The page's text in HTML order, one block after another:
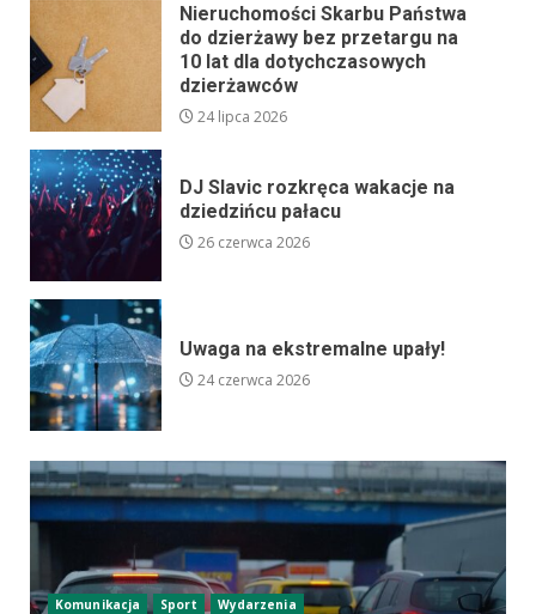
Nieruchomości Skarbu Państwa
do dzierżawy bez przetargu na
10 lat dla dotychczasowych
dzierżawców
24 lipca 2026
DJ Slavic rozkręca wakacje na
dziedzińcu pałacu
26 czerwca 2026
Uwaga na ekstremalne upały!
24 czerwca 2026
Komunikacja Sport Wydarzenia